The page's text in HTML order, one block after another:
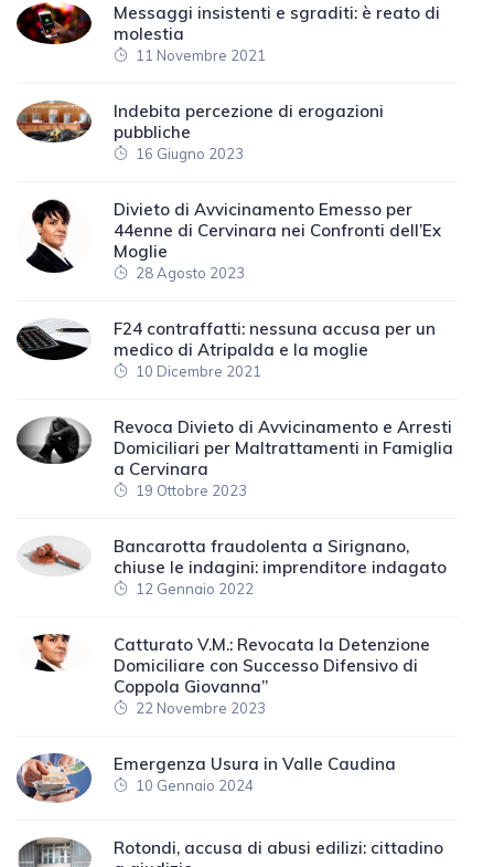
Messaggi insistenti e sgraditi: è reato di
molestia
11 Novembre 2021
Indebita percezione di erogazioni
pubbliche
16 Giugno 2023
Divieto di Avvicinamento Emesso per
44enne di Cervinara nei Confronti dell’Ex
Moglie
28 Agosto 2023
F24 contraffatti: nessuna accusa per un
medico di Atripalda e la moglie
10 Dicembre 2021
Revoca Divieto di Avvicinamento e Arresti
Domiciliari per Maltrattamenti in Famiglia
a Cervinara
19 Ottobre 2023
Bancarotta fraudolenta a Sirignano,
chiuse le indagini: imprenditore indagato
12 Gennaio 2022
Catturato V.M.: Revocata la Detenzione
Domiciliare con Successo Difensivo di
Coppola Giovanna”
22 Novembre 2023
Emergenza Usura in Valle Caudina
10 Gennaio 2024
Rotondi, accusa di abusi edilizi: cittadino